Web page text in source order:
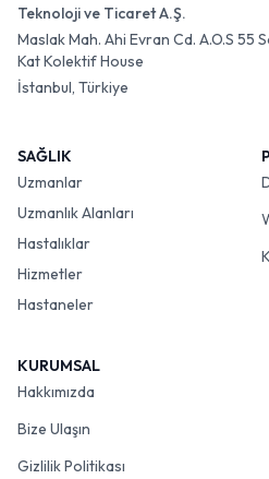
Teknoloji ve Ticaret A.Ş.
Maslak Mah. Ahi Evran Cd. A.O.S 55
Kat Kolektif House
İstanbul, Türkiye
SAĞLIK
Uzmanlar
Uzmanlık Alanları
Hastalıklar
Hizmetler
Hastaneler
KURUMSAL
Hakkımızda
Bize Ulaşın
Gizlilik Politikası